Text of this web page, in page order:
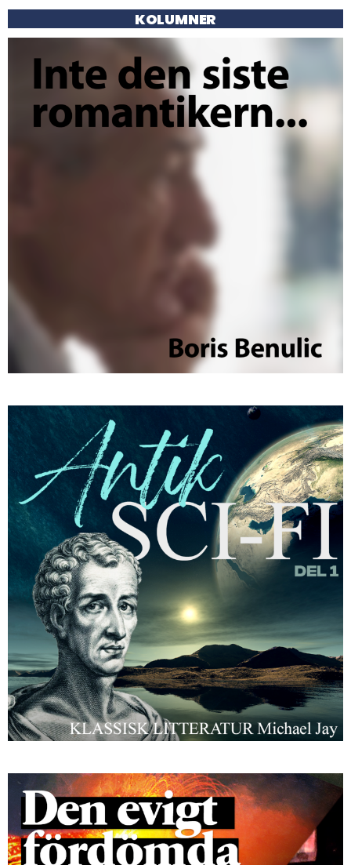
KOLUMNER